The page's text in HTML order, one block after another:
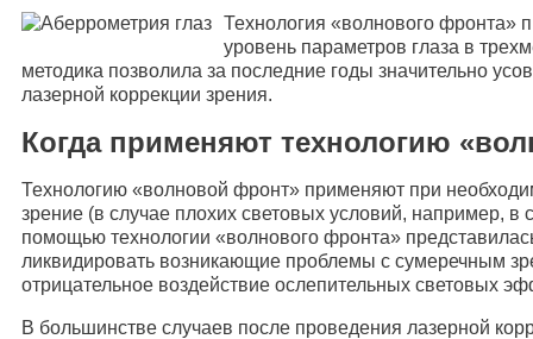
Технология «волнового фронта»
уровень параметров глаза в
методика позволила за последние годы значительно
лазерной коррекции зрения.
Когда применяют технологию
Технологию «волновой фронт» применяют при
зрение (в случае плохих световых условий, например, в
помощью технологии «волнового фронта»
ликвидировать возникающие проблемы с сумеречным
отрицательное воздействие ослепительных световых
В большинстве случаев после проведения лазерной